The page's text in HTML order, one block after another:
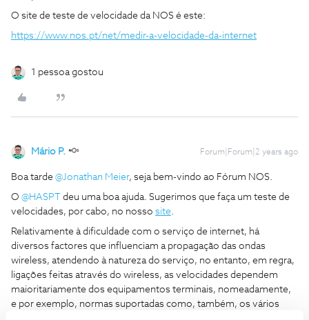
O site de teste de velocidade da NOS é este:
https://www.nos.pt/net/medir-a-velocidade-da-internet
1 pessoa gostou
Mário P. Forum|Forum|2 years ago
Boa tarde @Jonathan Meier, seja bem-vindo ao Fórum NOS.
O @HASPT
deu uma boa ajuda. Sugerimos que faça um teste de
velocidades, por cabo, no nosso site.
Relativamente à dificuldade com o serviço de internet, há
diversos factores que influenciam a propagação das ondas
wireless, atendendo à natureza do serviço, no entanto, em regra,
ligações feitas através do wireless, as velocidades dependem
maioritariamente dos equipamentos terminais, nomeadamente,
e por exemplo, normas suportadas como, também, os vários